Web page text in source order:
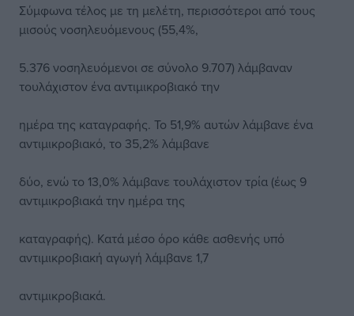
Σύμφωνα τέλος με τη μελέτη, περισσότεροι από τους
μισούς νοσηλευόμενους (55,4%,
5.376 νοσηλευόμενοι σε σύνολο 9.707) λάμβαναν
τουλάχιστον ένα αντιμικροβιακό την
ημέρα της καταγραφής. Το 51,9% αυτών λάμβανε ένα
αντιμικροβιακό, το 35,2% λάμβανε
δύο, ενώ το 13,0% λάμβανε τουλάχιστον τρία (έως 9
αντιμικροβιακά την ημέρα της
καταγραφής). Κατά μέσο όρο κάθε ασθενής υπό
αντιμικροβιακή αγωγή λάμβανε 1,7
αντιμικροβιακά.